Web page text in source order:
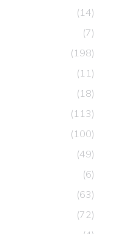
(14)
(7)
(198)
(11)
(18)
(113)
(100)
(49)
(6)
(63)
(72)